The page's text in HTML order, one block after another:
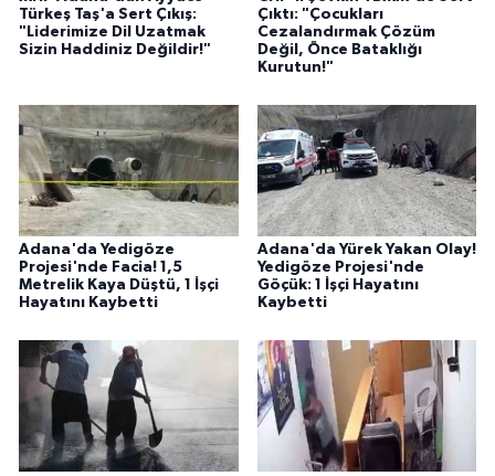
Türkeş Taş'a Sert Çıkış:
"Liderimize Dil Uzatmak
Sizin Haddiniz Değildir!"
Çıktı: "Çocukları
Cezalandırmak Çözüm
Değil, Önce Bataklığı
Kurutun!"
Adana'da Yedigöze
Projesi'nde Facia! 1,5
Metrelik Kaya Düştü, 1 İşçi
Hayatını Kaybetti
Adana'da Yürek Yakan Olay!
Yedigöze Projesi'nde
Göçük: 1 İşçi Hayatını
Kaybetti